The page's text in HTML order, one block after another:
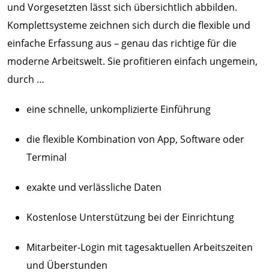
und Vorgesetzten lässt sich übersichtlich abbilden.
Komplettsysteme zeichnen sich durch die flexible und
einfache Erfassung aus – genau das richtige für die
moderne Arbeitswelt. Sie profitieren einfach ungemein,
durch …
eine schnelle, unkomplizierte Einführung
die flexible Kombination von App, Software oder
Terminal
exakte und verlässliche Daten
Kostenlose Unterstützung bei der Einrichtung
Mitarbeiter-Login mit tagesaktuellen Arbeitszeiten
und Überstunden